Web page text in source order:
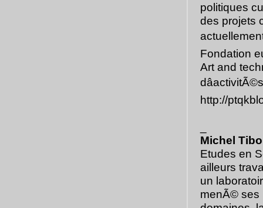
politiques
des projets
Fondation
Art and
http://
Michel
Etudes en
ailleurs
un
menÃ© ses